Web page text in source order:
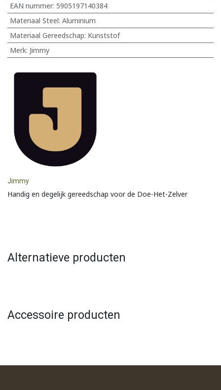
EAN nummer: 5905197140384
Materiaal Steel: Aluminium
Materiaal Gereedschap: Kunststof
Merk: Jimmy
Jimmy
Handig en degelijk gereedschap voor de Doe-Het-Zelver
Alternatieve producten
Accessoire producten